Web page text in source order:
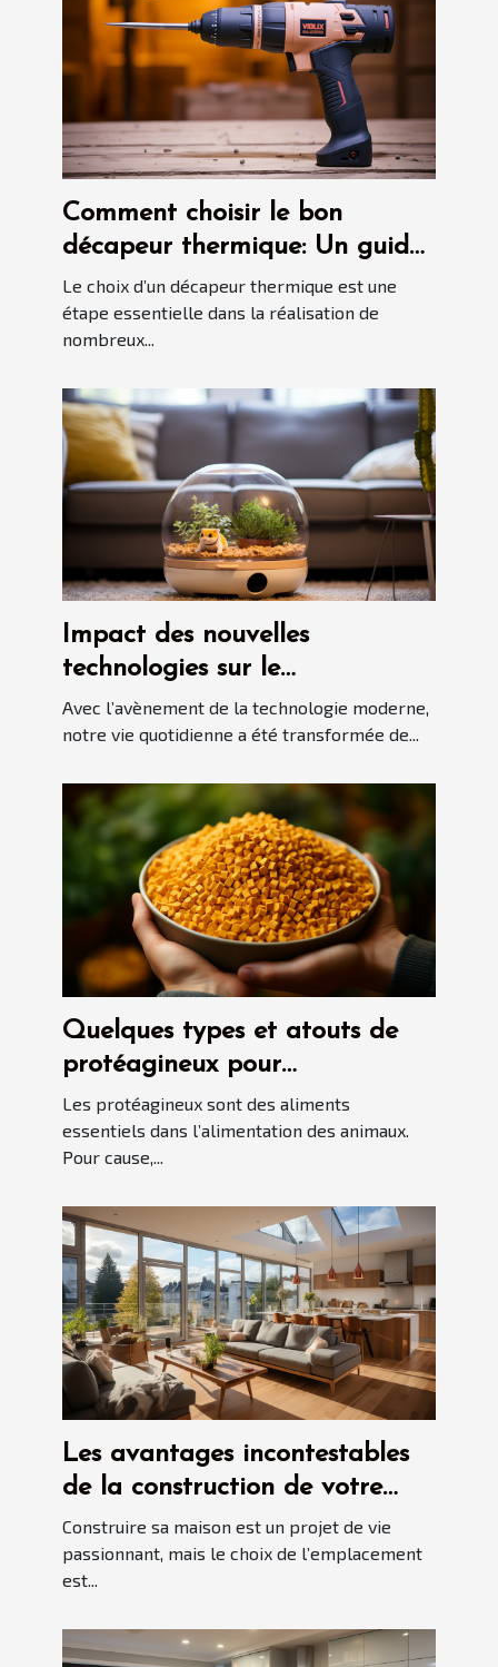
Comment choisir le bon
décapeur thermique: Un guide
détaillé
Le choix d’un décapeur thermique est une
étape essentielle dans la réalisation de
nombreux...
Impact des nouvelles
technologies sur le
développement des robots
aspirateurs automatiques
Avec l’avènement de la technologie moderne,
notre vie quotidienne a été transformée de...
Quelques types et atouts de
protéagineux pour
l'alimentation des animaux
Les protéagineux sont des aliments
essentiels dans l’alimentation des animaux.
Pour cause,...
Les avantages incontestables
de la construction de votre
maison à Blois
Construire sa maison est un projet de vie
passionnant, mais le choix de l’emplacement
est...